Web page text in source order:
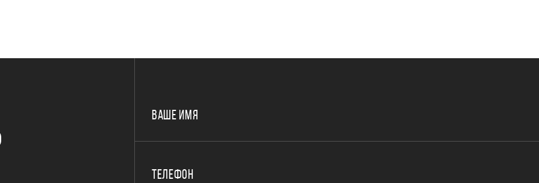
ВАШЕ ИМЯ
ТЕЛЕФОН